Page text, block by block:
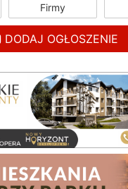
Firmy
DODAJ OGŁOSZENIE